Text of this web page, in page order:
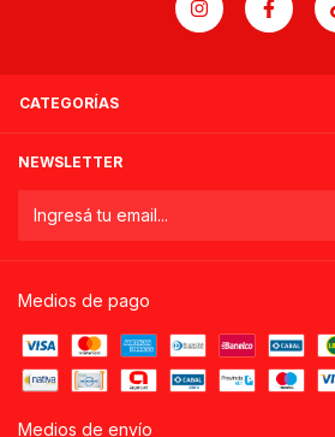
CATEGORÍAS
NEWSLETTER
Medios de pago
Medios de envío